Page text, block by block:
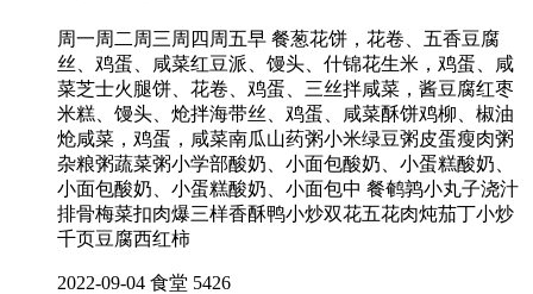
周一周二周三周四周五早 餐葱花饼，花卷、五香豆腐
丝、鸡蛋、咸菜红豆派、馒头、什锦花生米，鸡蛋、咸
菜芝士火腿饼、花卷、鸡蛋、三丝拌咸菜，酱豆腐红枣
米糕、馒头、炝拌海带丝、鸡蛋、咸菜酥饼鸡柳、椒油
炝咸菜，鸡蛋，咸菜南瓜山药粥小米绿豆粥皮蛋瘦肉粥
杂粮粥蔬菜粥小学部酸奶、小面包酸奶、小蛋糕酸奶、
小面包酸奶、小蛋糕酸奶、小面包中 餐鹌鹑小丸子浇汁
排骨梅菜扣肉爆三样香酥鸭小炒双花五花肉炖茄丁小炒
千页豆腐西红柿
2022-09-04 食堂 5426